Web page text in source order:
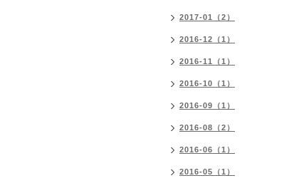
2017-01（2）
2016-12（1）
2016-11（1）
2016-10（1）
2016-09（1）
2016-08（2）
2016-06（1）
2016-05（1）